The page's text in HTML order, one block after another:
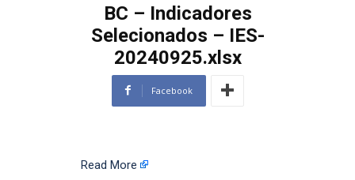
BC – Indicadores
Selecionados – IES-
20240925.xlsx
Facebook
Read More